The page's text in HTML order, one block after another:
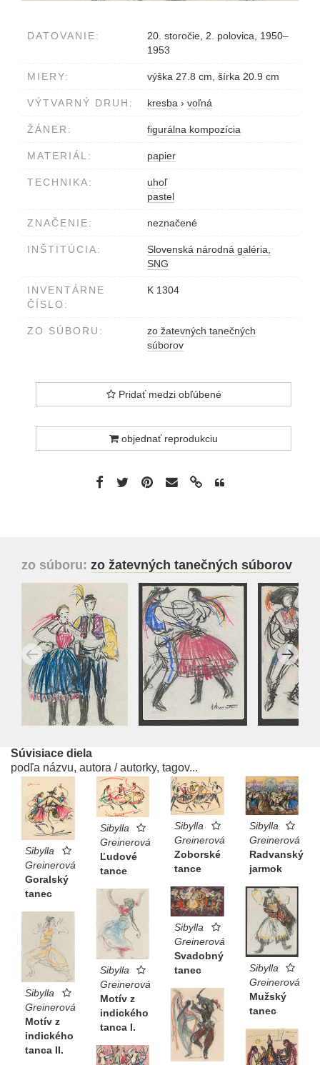
DATOVANIE:
20. storočie, 2. polovica, 1950–
1953
MIERY: výška 27.8 cm, šírka 20.9 cm
VÝTVARNÝ DRUH: kresba › voľná
ŽÁNER: figurálna kompozícia
MATERIÁL: papier
TECHNIKA:
uhoľ
pastel
ZNAČENIE: neznačené
INŠTITÚCIA:
Slovenská národná galéria,
SNG
INVENTÁRNE
ČÍSLO:
K 1304
ZO SÚBORU:
zo žatevných tanečných
súborov
Pridať medzi obľúbené
objednať reprodukciu
zo súboru: zo žatevných tanečných súborov
Súvisiace diela
podľa názvu, autora / autorky, tagov...
Sibylla
Greinerová
Goralský
tanec
Sibylla
Greinerová
Ľudové
tance
Sibylla
Greinerová
Zoborské
tance
Sibylla
Greinerová
Radvanský
jarmok
Sibylla
Greinerová
Svadobný
tanec
Sibylla
Greinerová
Mužský
tanec
Sibylla
Greinerová
Motív z
indického
tanca I.
Sibylla
Greinerová
Motív z
indického
tanca II.